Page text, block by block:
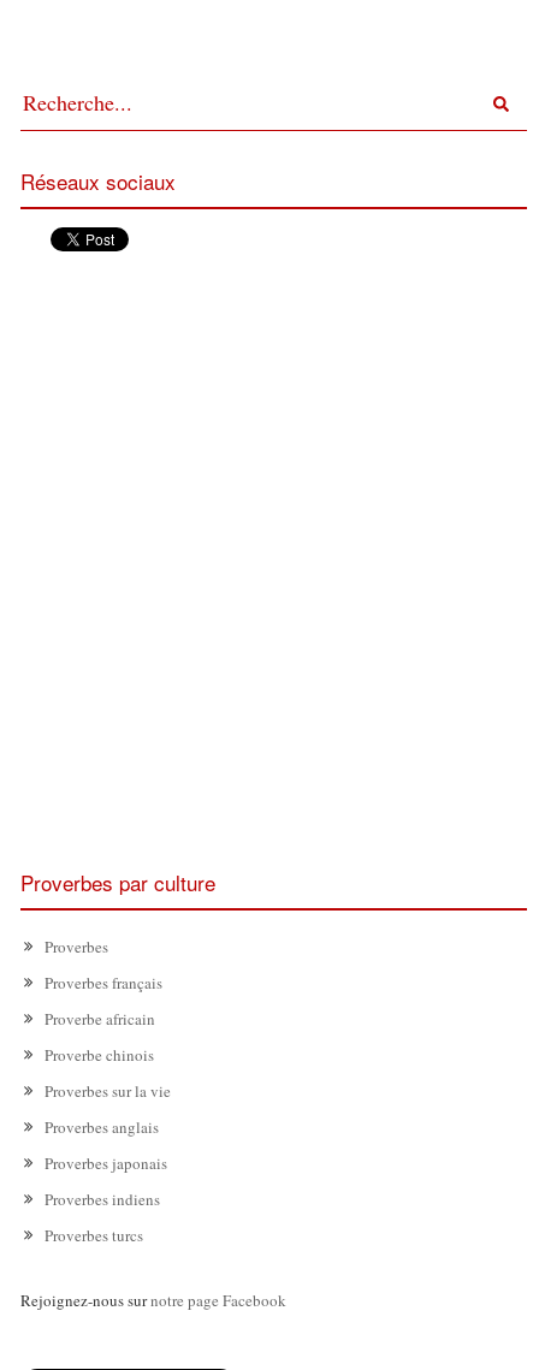
Réseaux sociaux
Proverbes par culture
Proverbes
Proverbes français
Proverbe africain
Proverbe chinois
Proverbes sur la vie
Proverbes anglais
Proverbes japonais
Proverbes indiens
Proverbes turcs
Rejoignez-nous surnotre page Facebook